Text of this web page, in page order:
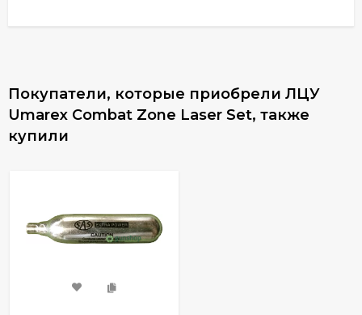
Покупатели, которые приобрели ЛЦУ
Umarex Combat Zone Laser Set, также
купили